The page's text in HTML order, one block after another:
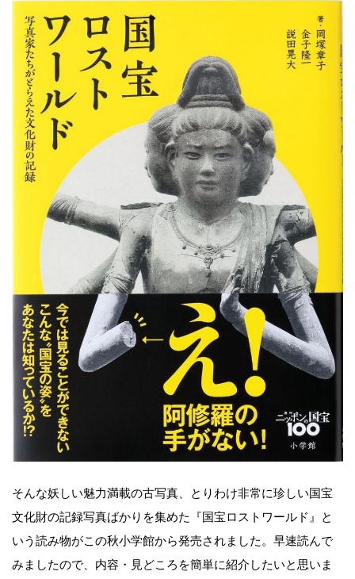
そんな妖しい魅力満載の古写真、とりわけ非常に珍しい国宝
文化財の記録写真ばかりを集めた『国宝ロストワールド』と
いう読み物がこの秋小学館から発売されました。早速読んで
みましたので、内容・見どころを簡単に紹介したいと思いま